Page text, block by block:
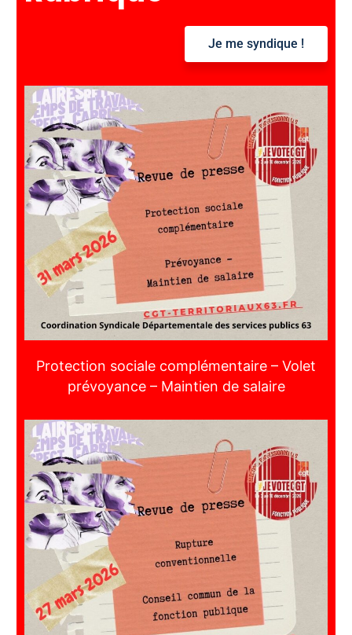
Je me syndique !
Protection sociale complémentaire – Volet
prévoyance – Maintien de salaire